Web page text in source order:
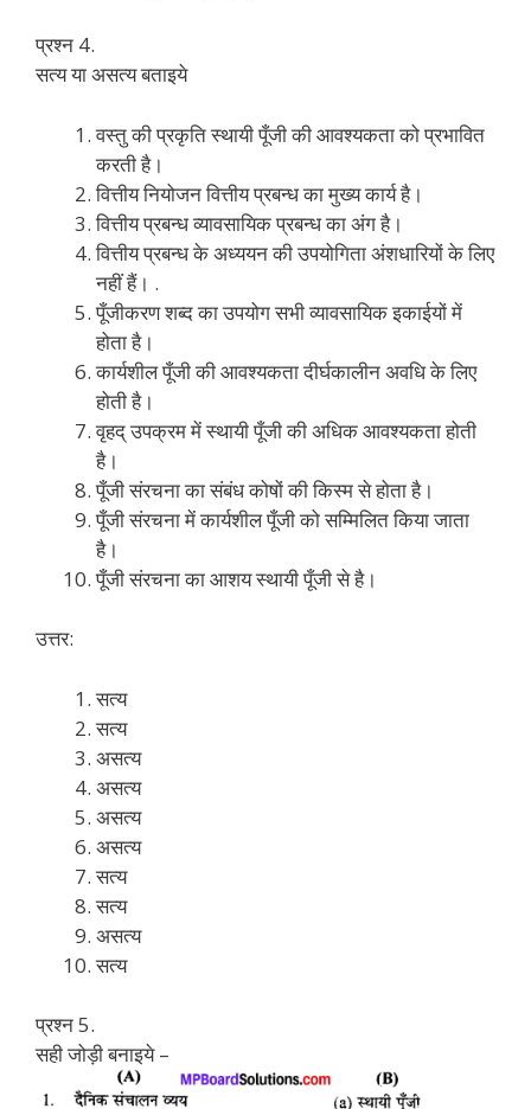
प्रश्न 4.
सत्य या असत्य बताइये
वस्तु की प्रकृति स्थायी पूँजी की आवश्यकता को प्रभावित
करती है।
वित्तीय नियोजन वित्तीय प्रबन्ध का मुख्य कार्य है।
वित्तीय प्रबन्ध व्यावसायिक प्रबन्ध का अंग है।
वित्तीय प्रबन्ध के अध्ययन की उपयोगिता अंशधारियों के लिए
नहीं हैं। .
पूँजीकरण शब्द का उपयोग सभी व्यावसायिक इकाईयों में
होता है।
कार्यशील पूँजी की आवश्यकता दीर्घकालीन अवधि के लिए
होती है।
वृहद् उपक्रम में स्थायी पूँजी की अधिक आवश्यकता होती
है।
पूँजी संरचना का संबंध कोषों की किस्म से होता है।
पूँजी संरचना में कार्यशील पूँजी को सम्मिलित किया जाता
है।
पूँजी संरचना का आशय स्थायी पूँजी से है।
उत्तर:
सत्य
सत्य
असत्य
असत्य
असत्य
असत्य
सत्य
सत्य
असत्य
सत्य
प्रश्न 5.
सही जोड़ी बनाइये –